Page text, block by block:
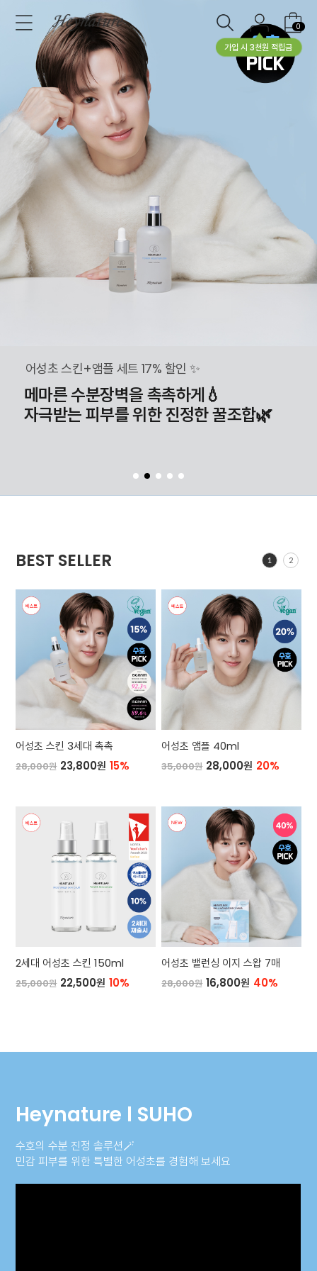
가입 시 3천원 적립금
0
어성초 스킨+앰플 세트 17% 할인 ✨
메마른 수분장벽을 촉촉하게💧
자극받는 피부를 위한 진정한 꿀조합🌿
BEST SELLER 1 2
어성초 스킨 3세대 촉촉
28,000원 23,800원 15%
어성초 앰플 40ml
35,000원 28,000원 20%
2세대 어성초 스킨 150ml
25,000원 22,500원 10%
어성초 밸런싱 이지 스왑 7매
28,000원 16,800원 40%
Heynature l SUHO
수호의 수분 진정 솔루션🪄
민감 피부를 위한 특별한 어성초를 경험해 보세요